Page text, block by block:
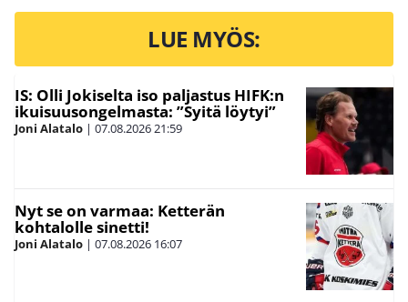
LUE MYÖS:
IS: Olli Jokiselta iso paljastus HIFK:n
ikuisuusongelmasta: ”Syitä löytyi”
Joni Alatalo | 07.08.202621:59
Nyt se on varmaa: Ketterän
kohtalolle sinetti!
Joni Alatalo | 07.08.2026 16:07